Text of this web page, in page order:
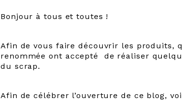
Bonjour à tous et toutes !
Afin de vous faire découvrir les produits,
renommée ont accepté de réaliser
du scrap.
Afin de célébrer l’ouverture de ce blog,